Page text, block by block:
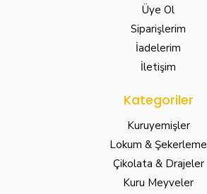
Üye Ol
Siparişlerim
İadelerim
İletişim
Kategoriler
Kuruyemişler
Lokum & Şekerleme
Çikolata & Drajeler
Kuru Meyveler